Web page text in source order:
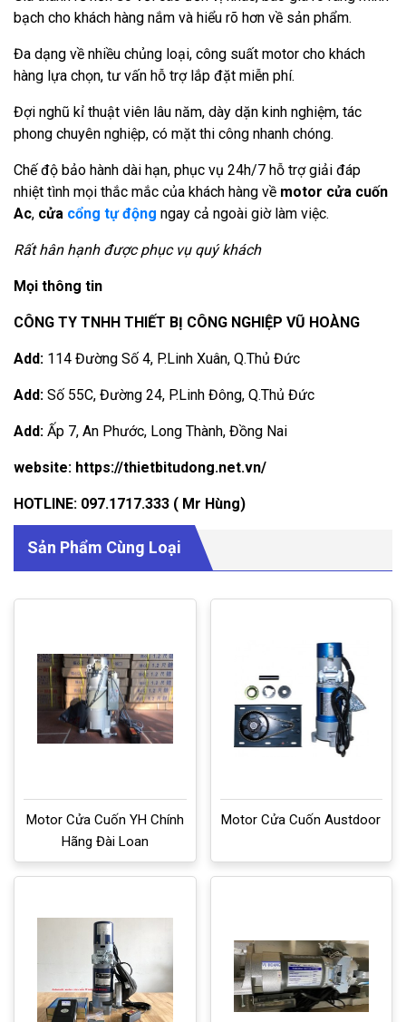
bạch cho khách hàng nắm và hiểu rõ hơn về sản phẩm.
Đa dạng về nhiều chủng loại, công suất motor cho khách
hàng lựa chọn, tư vấn hỗ trợ lắp đặt miễn phí.
Đợi nghũ kỉ thuật viên lâu năm, dày dặn kinh nghiệm, tác
phong chuyên nghiệp, có mặt thi công nhanh chóng.
Chế độ bảo hành dài hạn, phục vụ 24h/7 hỗ trợ giải đáp
nhiệt tình mọi thắc mắc của khách hàng về motor cửa cuốn
Ac, cửa cổng tự động ngay cả ngoài giờ làm việc.
Rất hân hạnh được phục vụ quý khách
Mọi thông tin
CÔNG TY TNHH THIẾT BỊ CÔNG NGHIỆP VŨ HOÀNG
Add: 114 Đường Số 4, P.Linh Xuân, Q.Thủ Đức
Add: Số 55C, Đường 24, P.Linh Đông, Q.Thủ Đức
Add: Ấp 7, An Phước, Long Thành, Đồng Nai
website: https://thietbitudong.net.vn/
HOTLINE: 097.1717.333 ( Mr Hùng)
Sản Phẩm Cùng Loại
Motor Cửa Cuốn YH Chính
Hãng Đài Loan
Motor Cửa Cuốn Austdoor